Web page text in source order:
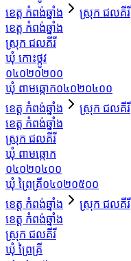
ខេត្ត កំពង់ឆ្នាំង
ស្រុក ជលគីរី
ខេត្ត កំពង់ឆ្នាំង
ស្រុក ជលគីរី
ឃុំ កោះថ្កូវ
០៤០២០២០០
ឃុំ ពាមឆ្កោក០៤០២០៤០០
ខេត្ត កំពង់ឆ្នាំង
ស្រុក ជលគីរី
ខេត្ត កំពង់ឆ្នាំង
ស្រុក ជលគីរី
ឃុំ ពាមឆ្កោក
០៤០២០៤០០
ឃុំ ព្រៃគ្រី០៤០២០៥០០
ខេត្ត កំពង់ឆ្នាំង
ស្រុក ជលគីរី
ខេត្ត កំពង់ឆ្នាំង
ស្រុក ជលគីរី
ឃុំ ព្រៃគ្រី